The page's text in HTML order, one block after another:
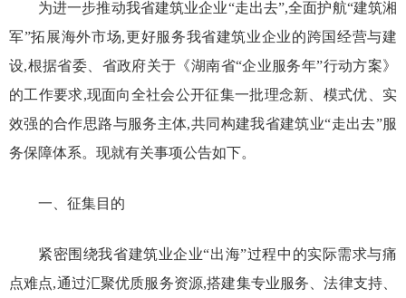
为进一步推动我省建筑业企业“走出去”,全面护航“建筑湘
军”拓展海外市场,更好服务我省建筑业企业的跨国经营与建
设,根据省委、省政府关于《湖南省“企业服务年”行动方案》
的工作要求,现面向全社会公开征集一批理念新、模式优、实
效强的合作思路与服务主体,共同构建我省建筑业“走出去”服
务保障体系。现就有关事项公告如下。
一、征集目的
紧密围绕我省建筑业企业“出海”过程中的实际需求与痛
点难点,通过汇聚优质服务资源,搭建集专业服务、法律支持、